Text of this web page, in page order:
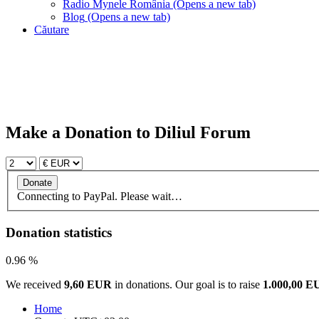
Radio Mynele România (Opens a new tab)
Blog (Opens a new tab)
Căutare
Make a Donation to Diliul Forum
Connecting to PayPal. Please wait…
Donation statistics
0.96 %
We received 9,60 EUR in donations. Our goal is to raise 1.000,00
Home